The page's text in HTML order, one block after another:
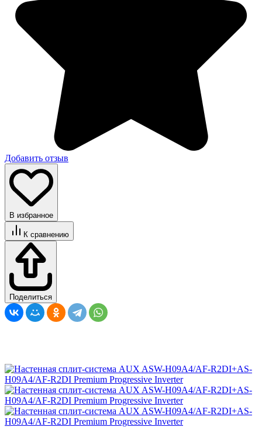
Добавить отзыв
В избранное
К сравнению
Поделиться